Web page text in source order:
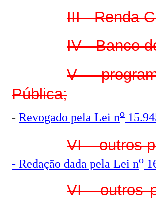
III - Renda
IV - Banco
V -
Pública;
- Revogado pela Lei no
VI – outros
- Redação dada pela Lei no
VI - outros